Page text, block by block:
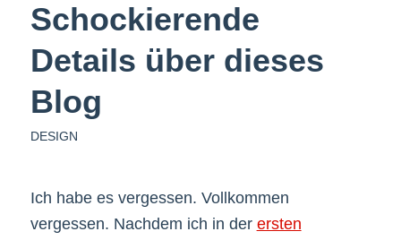
Schockierende
Details über dieses
Blog
DESIGN
Ich habe es vergessen. Vollkommen
vergessen. Nachdem ich in der ersten